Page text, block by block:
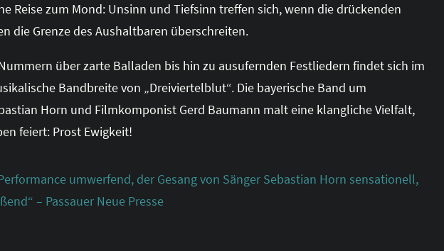
Reise zum Mond: Unsinn und Tiefsinn treffen sich, wenn die drückenden
die Grenze des Aushaltbaren überschreiten.
über zarte Balladen bis hin zu ausufernden Festliedern findet sich im
Bandbreite von „Dreiviertelblut“. Die bayerische Band um
Horn und Filmkomponist Gerd Baumann malt eine klangliche Vielfalt,
feiert: Prost Ewigkeit!
umwerfend, der Gesang von Sänger Sebastian Horn sensationell,
– Passauer Neue Presse